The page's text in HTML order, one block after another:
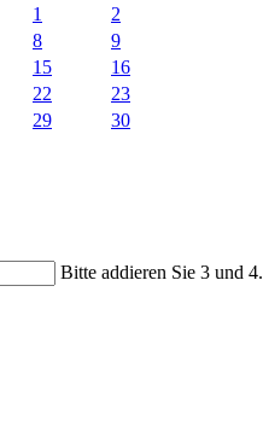
1
2
8
9
15
16
22
23
29
30
Bitte addieren Sie 3 und 4.